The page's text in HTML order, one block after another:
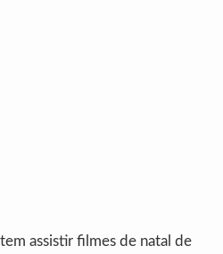
assistir filmes de natal de